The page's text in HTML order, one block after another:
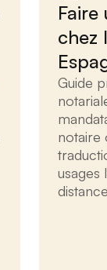
chez
Guide
notaire
usages